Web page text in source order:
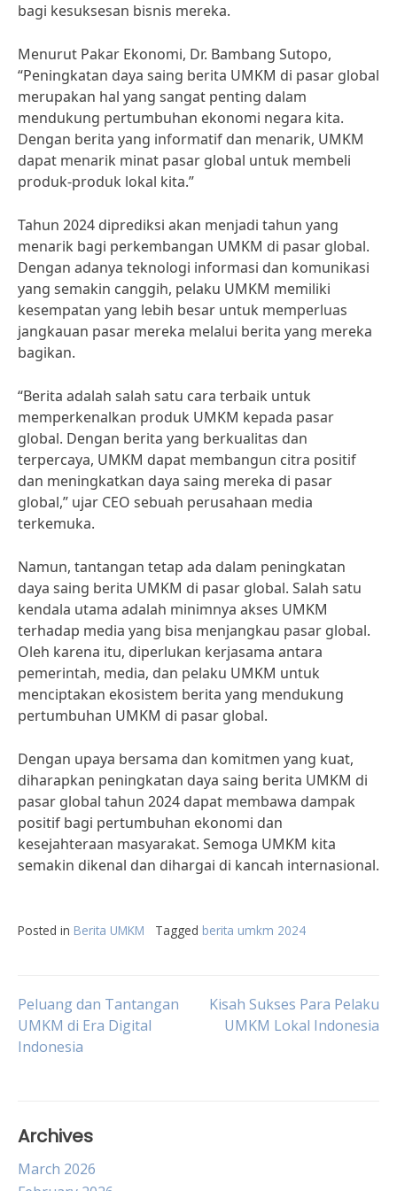
bagi kesuksesan bisnis mereka.
Menurut Pakar Ekonomi, Dr. Bambang Sutopo,
“Peningkatan daya saing berita UMKM di pasar global
merupakan hal yang sangat penting dalam
mendukung pertumbuhan ekonomi negara kita.
Dengan berita yang informatif dan menarik, UMKM
dapat menarik minat pasar global untuk membeli
produk-produk lokal kita.”
Tahun 2024 diprediksi akan menjadi tahun yang
menarik bagi perkembangan UMKM di pasar global.
Dengan adanya teknologi informasi dan komunikasi
yang semakin canggih, pelaku UMKM memiliki
kesempatan yang lebih besar untuk memperluas
jangkauan pasar mereka melalui berita yang mereka
bagikan.
“Berita adalah salah satu cara terbaik untuk
memperkenalkan produk UMKM kepada pasar
global. Dengan berita yang berkualitas dan
terpercaya, UMKM dapat membangun citra positif
dan meningkatkan daya saing mereka di pasar
global,” ujar CEO sebuah perusahaan media
terkemuka.
Namun, tantangan tetap ada dalam peningkatan
daya saing berita UMKM di pasar global. Salah satu
kendala utama adalah minimnya akses UMKM
terhadap media yang bisa menjangkau pasar global.
Oleh karena itu, diperlukan kerjasama antara
pemerintah, media, dan pelaku UMKM untuk
menciptakan ekosistem berita yang mendukung
pertumbuhan UMKM di pasar global.
Dengan upaya bersama dan komitmen yang kuat,
diharapkan peningkatan daya saing berita UMKM di
pasar global tahun 2024 dapat membawa dampak
positif bagi pertumbuhan ekonomi dan
kesejahteraan masyarakat. Semoga UMKM kita
semakin dikenal dan dihargai di kancah internasional.
Posted in Berita UMKM Tagged berita umkm 2024
Post
navigation
Peluang dan Tantangan
UMKM di Era Digital
Indonesia
Kisah Sukses Para Pelaku
UMKM Lokal Indonesia
Archives
March 2026